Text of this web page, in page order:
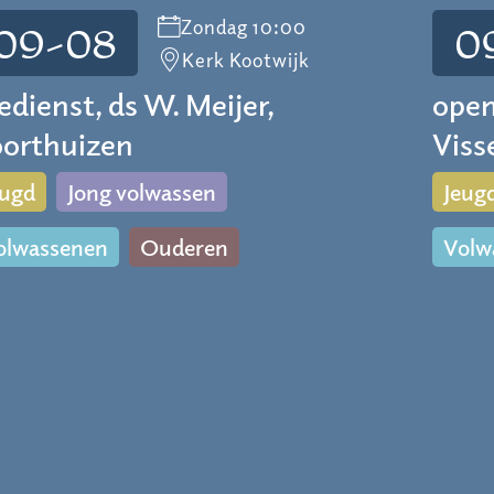
08
Zondag 10:00
Kerk Kootwijk
ds W. Meijer,
Jong volwassen
Ouderen